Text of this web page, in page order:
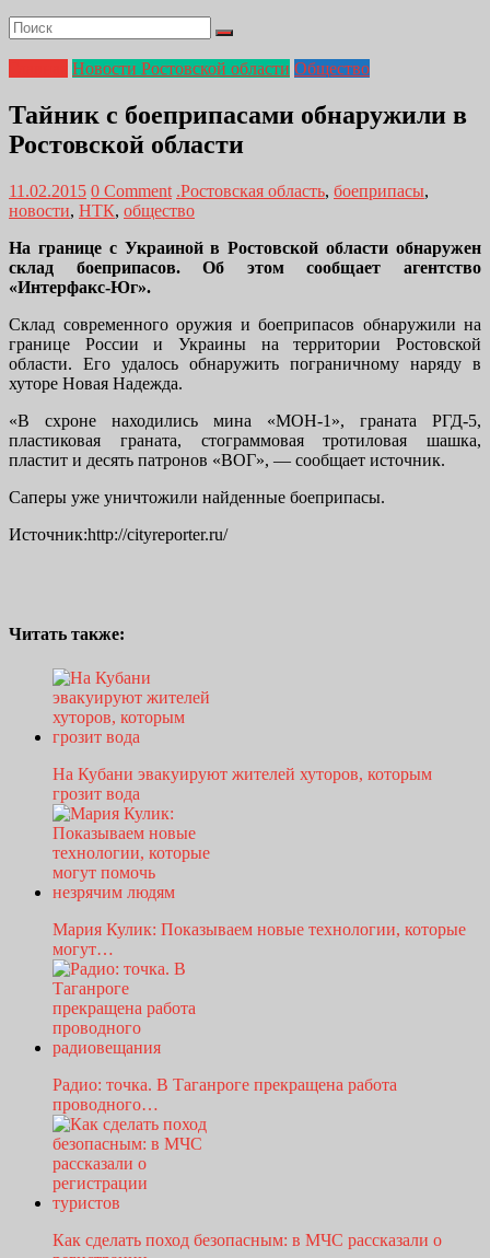
Новости Ростовской области Общество
Тайник с боеприпасами обнаружили в
Ростовской области
11.02.2015 0 Comment .Ростовская область, боеприпасы,
новости, НТК, общество
На границе с Украиной в Ростовской области обнаружен
склад боеприпасов. Об этом сообщает агентство
«Интерфакс-Юг».
Склад современного оружия и боеприпасов обнаружили на
границе России и Украины на территории Ростовской
области. Его удалось обнаружить пограничному наряду в
хуторе Новая Надежда.
«В схроне находились мина «МОН-1», граната РГД-5,
пластиковая граната, стограммовая тротиловая шашка,
пластит и десять патронов «ВОГ», — сообщает источник.
Саперы уже уничтожили найденные боеприпасы.
Источник:http://cityreporter.ru/
Читать также:
На Кубани эвакуируют жителей хуторов, которым
грозит вода
Мария Кулик: Показываем новые технологии, которые
могут…
Радио: точка. В Таганроге прекращена работа
проводного…
Как сделать поход безопасным: в МЧС рассказали о